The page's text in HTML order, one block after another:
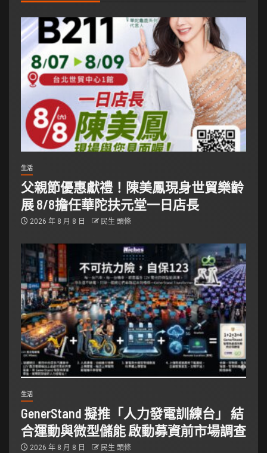
生活
父親節優惠獻禮！陳美鳳現身世貿樂齡
展 8/8擔任華陀扶元堂一日店長
2026 年 8 月 8 日 民生 頭條
生活
GenerStand 擬推「人力發電訓練台」 結
合運動與微型儲能 啟動募資前市場調查
2026 年 8 月 8 日 民生 頭條